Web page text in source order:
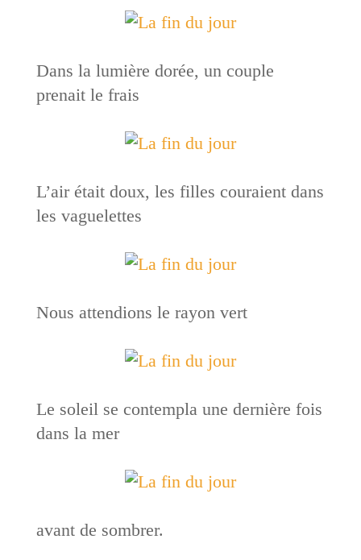
Dans la lumière dorée, un couple
prenait le frais
L’air était doux, les filles couraient dans
les vaguelettes
Nous attendions le rayon vert
Le soleil se contempla une dernière fois
dans la mer
avant de sombrer.